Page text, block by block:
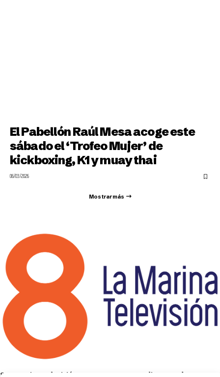
El Pabellón Raúl Mesa acoge este
sábado el ‘Trofeo Mujer’ de
kickboxing, K1 y muay thai
06/03/2026
Mostrar más